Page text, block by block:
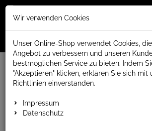
Menü
www.anapont.eu
elektrischer
Warp T Badheizkörper elektrisch
Bauhöhe 1110mm
Wir verwenden Cookies
Unser Online-Shop verwendet Cookies,
Angebot zu verbessern und unseren
bestmöglichen Service zu bieten. Indem
"Akzeptieren" klicken, erklären Sie sich mit
Richtlinien einverstanden.
Impressum
Datenschutz